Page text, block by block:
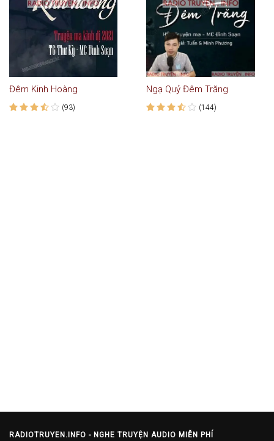
Đêm Kinh Hoàng
(93)
Ngạ Quỷ Đêm Trăng
(144)
RADIOTRUYEN.INFO - NGHE TRUYỆN AUDIO MIỄN PHÍ